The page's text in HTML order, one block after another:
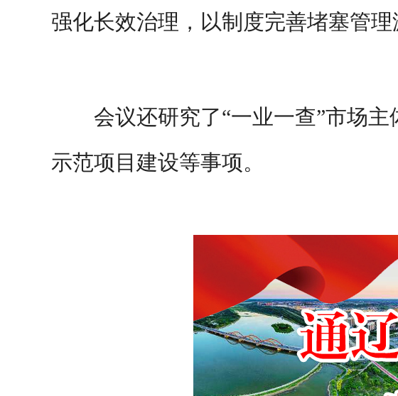
强化长效治理，以制度完善堵塞管
会议还研究了“一业一查”市场
示范项目建设等事项。